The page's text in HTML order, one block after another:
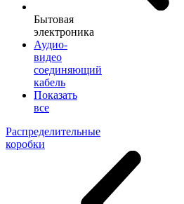
Бытовая
электроника
Аудио-
видео
соединяющий
кабель
Показать
все
Распределительные
коробки